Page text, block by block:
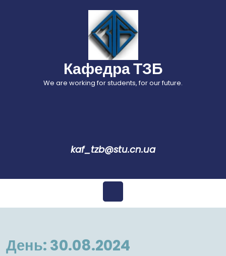
Кафедра ТЗБ
We are working for students, for our future.
kaf_tzb@stu.cn.ua
Відкрити
меню
День: 30.08.2024